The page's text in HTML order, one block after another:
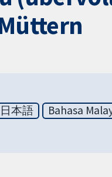
日本語 Bahasa